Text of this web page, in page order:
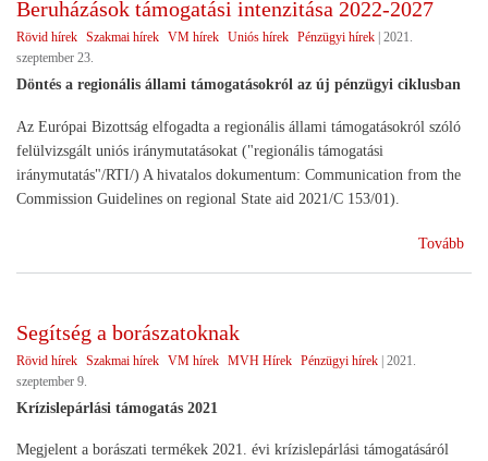
Beruházások támogatási intenzitása 2022-2027
Rövid hírek Szakmai hírek VM hírek Uniós hírek Pénzügyi hírek 2021.
szeptember 23.
Döntés a regionális állami támogatásokról az új pénzügyi ciklusban
Az Európai Bizottság elfogadta a regionális állami támogatásokról szóló
felülvizsgált uniós iránymutatásokat ("regionális támogatási
iránymutatás"/RTI/) A hivatalos dokumentum: Communication from the
Commission Guidelines on regional State aid 2021/C 153/01).
Tovább
Segítség a borászatoknak
Rövid hírek Szakmai hírek VM hírek MVH Hírek Pénzügyi hírek | 2021.
szeptember 9.
Krízislepárlási támogatás 2021
Megjelent a borászati termékek 2021. évi krízislepárlási támogatásáról